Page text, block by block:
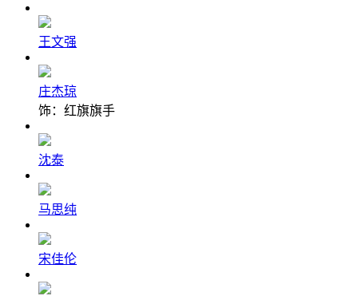
王文强
庄杰琼
饰：红旗旗手
沈泰
马思纯
宋佳伦